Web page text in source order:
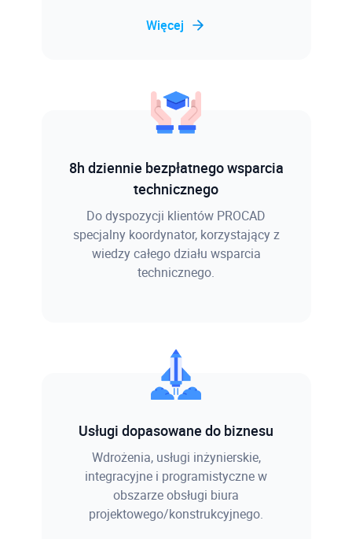
Więcej
8h dziennie bezpłatnego wsparcia
technicznego
Do dyspozycji klientów PROCAD
specjalny koordynator, korzystający z
wiedzy całego działu wsparcia
technicznego.
Usługi dopasowane do biznesu
Wdrożenia, usługi inżynierskie,
integracyjne i programistyczne w
obszarze obsługi biura
projektowego/konstrukcyjnego.